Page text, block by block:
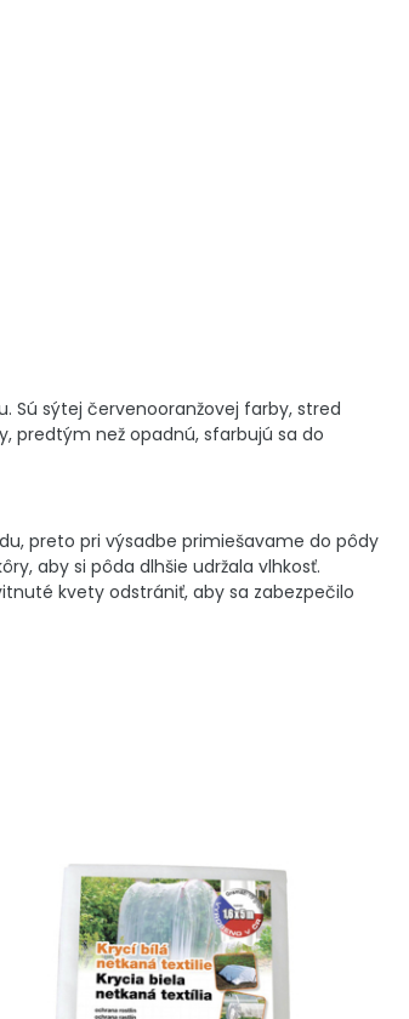
Sú sýtej červenooranžovej farby, stred
predtým než opadnú, sfarbujú sa do
preto pri výsadbe primiešavame do pôdy
aby si pôda dlhšie udržala vlhkosť.
kvety odstrániť, aby sa zabezpečilo